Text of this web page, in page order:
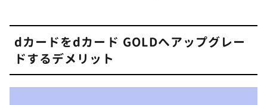
dカードをdカード GOLDへアップグレー
ドするデメリット